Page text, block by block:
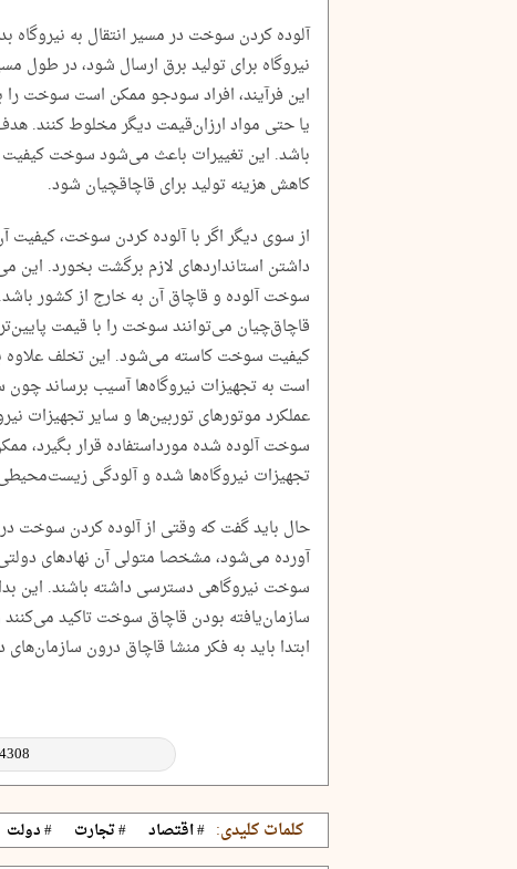
آلوده کردن سوخت در مسیر انتقال به
نیروگاه برای تولید برق ارسال شود، در طول
این فرآیند، افراد سودجو ممکن است سوخت را
یا حتی مواد ارزان‌قیمت دیگر مخلوط کنند.
باشد. این تغییرات باعث می‌شود سوخت
کاهش هزینه تولید برای قاچاقچیان شود.
از سوی دیگر اگر با آلوده کردن سوخت،
داشتن استانداردهای لازم برگشت بخورد. این
سوخت آلوده و قاچاق آن به خارج از کشور
قاچاق‌چیان می‌توانند سوخت را با قیمت
کیفیت سوخت کاسته می‌شود. این تخلف علاوه
است به تجهیزات نیروگاه‌ها آسیب برساند چون
عملکرد موتورهای توربین‌ها و سایر تجهیزات
سوخت آلوده شده مورداستفاده قرار بگیرد،
تجهیزات نیروگاه‌ها شده و آلودگی زیست‎‌محیطی ایجاد کند.
حال باید گفت که وقتی از آلوده کردن سوخت
آورده می‌شود، مشخصا متولی آن نهادهای
سوخت نیروگاهی دسترسی داشته باشند. این
سازمان‌یافته بودن قاچاق سوخت تاکید
ابتدا باید به فکر منشا قاچاق درون سازمان‌های
کلمات کلیدی: # اقتصاد # تجارت # دولت